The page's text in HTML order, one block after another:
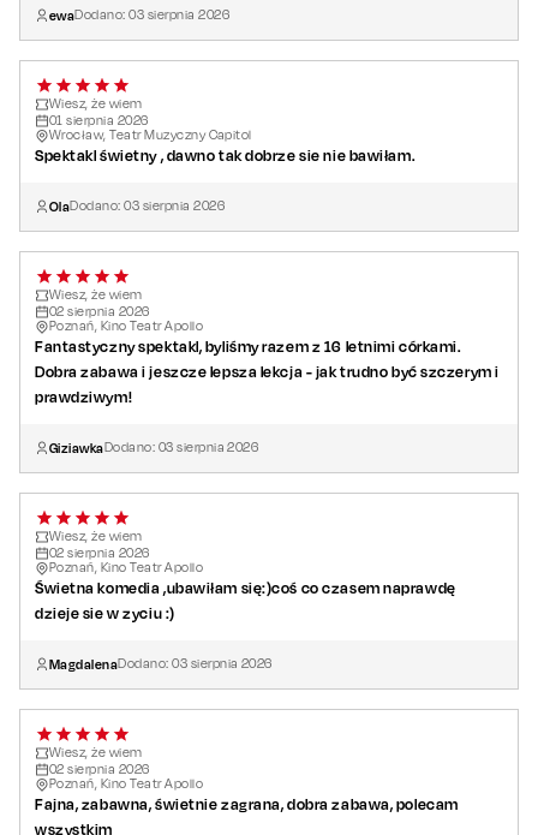
ewaDodano:03 sierpnia 2026
Wiesz, że wiem
01 sierpnia 2026
Wrocław, Teatr Muzyczny Capitol
Spektakl świetny , dawno tak dobrze sie nie bawiłam.
OlaDodano:03 sierpnia 2026
Wiesz, że wiem
02 sierpnia 2026
Poznań, Kino Teatr Apollo
Fantastyczny spektakl, byliśmy razem z 16 letnimi córkami.
Dobra zabawa i jeszcze lepsza lekcja - jak trudno być szczerym i
prawdziwym!
GiziawkaDodano: 03 sierpnia 2026
Wiesz, że wiem
02 sierpnia 2026
Poznań, Kino Teatr Apollo
Świetna komedia ,ubawiłam się:)coś co czasem naprawdę
dzieje sie w zyciu :)
MagdalenaDodano:03 sierpnia 2026
Wiesz, że wiem
02 sierpnia 2026
Poznań, Kino Teatr Apollo
Fajna, zabawna, świetnie zagrana, dobra zabawa, polecam
wszystkim